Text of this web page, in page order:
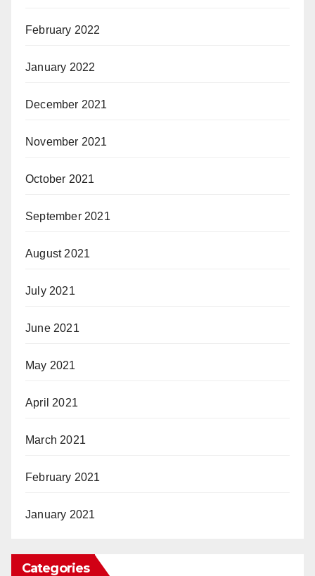
February 2022
January 2022
December 2021
November 2021
October 2021
September 2021
August 2021
July 2021
June 2021
May 2021
April 2021
March 2021
February 2021
January 2021
Categories